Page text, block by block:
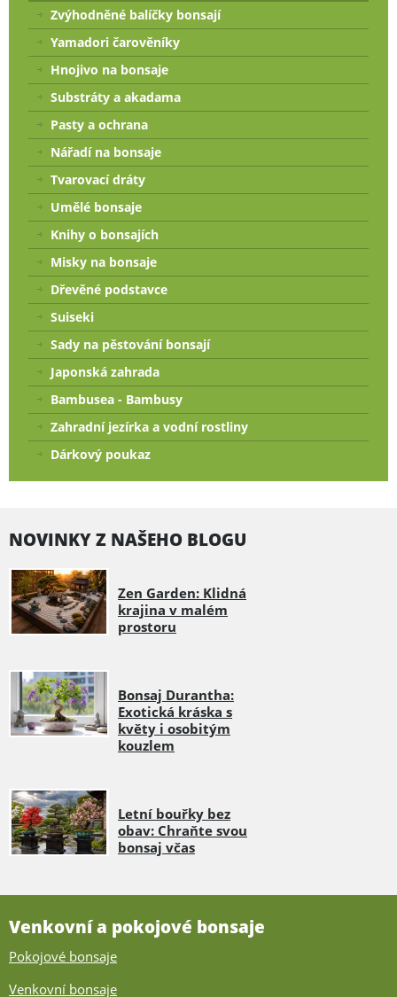
Zvýhodněné balíčky bonsají
Yamadori čarověníky
Hnojivo na bonsaje
Substráty a akadama
Pasty a ochrana
Nářadí na bonsaje
Tvarovací dráty
Umělé bonsaje
Knihy o bonsajích
Misky na bonsaje
Dřevěné podstavce
Suiseki
Sady na pěstování bonsají
Japonská zahrada
Bambusea - Bambusy
Zahradní jezírka a vodní rostliny
Dárkový poukaz
NOVINKY Z NAŠEHO BLOGU
Zen Garden: Klidná
krajina v malém
prostoru
Bonsaj Durantha:
Exotická kráska s
květy i osobitým
kouzlem
Letní bouřky bez
obav: Chraňte svou
bonsaj včas
Venkovní a pokojové bonsaje
Pokojové bonsaje
Venkovní bonsaje